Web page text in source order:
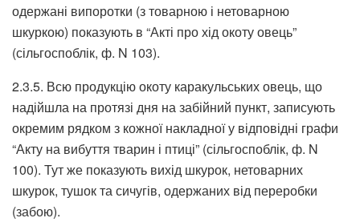
одержані випоротки (з товарною і нетоварною
шкуркою) показують в “Акті про хід окоту овець”
(сільгоспоблік, ф. N 103).
2.3.5. Всю продукцію окоту каракульських овець, що
надійшла на протязі дня на забійний пункт, записують
окремим рядком з кожної накладної у відповідні графи
“Акту на вибуття тварин і птиці” (сільгоспоблік, ф. N
100). Тут же показують вихід шкурок, нетоварних
шкурок, тушок та сичугів, одержаних від переробки
(забою).